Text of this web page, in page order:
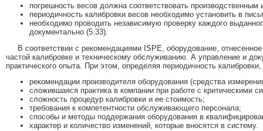
погрешность весов должна соответствовать
периодичность калибровки весов необходимо установить в
необходимо проводить независимую проверку каждого
документально (5.33).
В соответствии с рекомендациями ISPE, оборудование,
частой калибровке и техническому обслуживанию. А управление и
практического опыта. При этом, определяя периодичность
рекомендации производителя оборудования (средства
сложившаяся практика в компании при работе с критическими
сложность процедур калибровки и ее стоимость;
требования к компетентности обслуживающего персонала;
способы и методы поддержания оборудования в
характер и количество изменений, которые вносятся в систему.